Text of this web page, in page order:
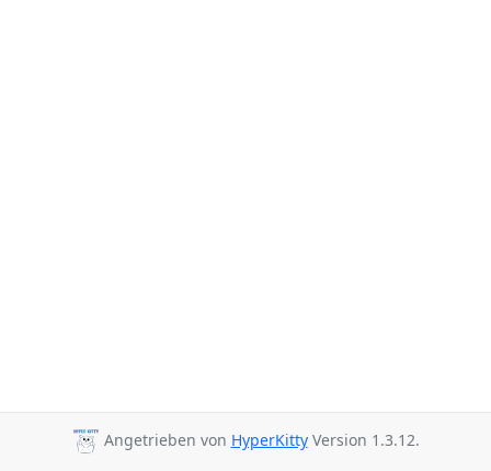
Angetrieben von HyperKittyVersion 1.3.12.